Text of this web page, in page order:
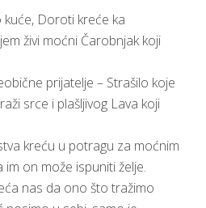
Doroti kreće ka
živi moćni Čarobnjak koji
prijatelje – Strašilo koje
srce i plašljivog Lava koji
kreću u potragu za moćnim
on može ispuniti želje.
nas da ono što tražimo